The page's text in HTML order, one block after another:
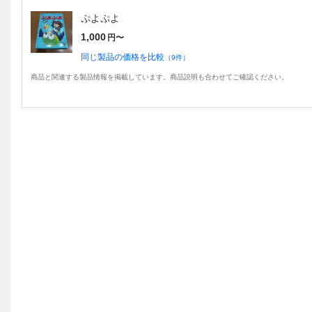
ぷよぷよ
1,000 円〜
同じ製品の価格を比較 （9件）
商品と関連する製品情報を掲載しています。商品説明も合わせてご確認ください。